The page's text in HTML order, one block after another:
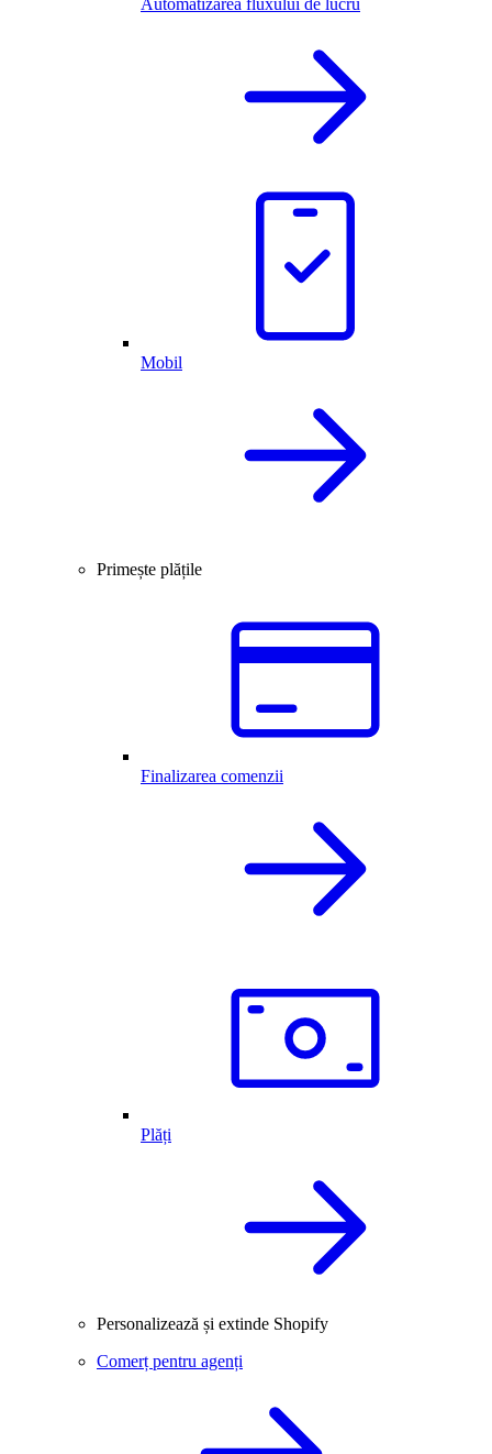
Automatizarea fluxului de lucru
Mobil
Primește plățile
Finalizarea comenzii
Plăți
Personalizează și extinde Shopify
Comerț pentru agenți